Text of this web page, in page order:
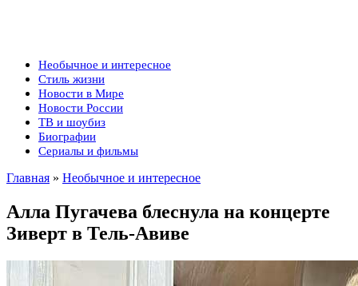
Необычное и интересное
Стиль жизни
Новости в Мире
Новости России
ТВ и шоубиз
Биографии
Сериалы и фильмы
Главная » Необычное и интересное
Алла Пугачева блеснула на концерте
Зиверт в Тель-Авиве